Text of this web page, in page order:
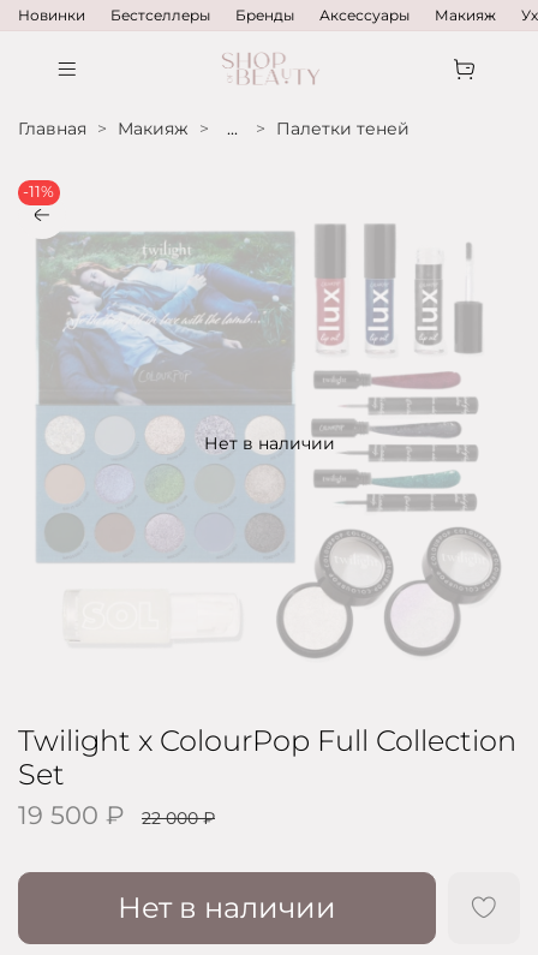
Новинки Бестселлеры Бренды Аксессуары Макияж
Главная Макияж ... Палетки теней
Нет в наличии
-11%
Twilight x ColourPop Full Collection
Set
19 500 ₽ 22 000 ₽
Нет в наличии